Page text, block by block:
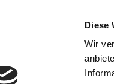
Diese
Wir